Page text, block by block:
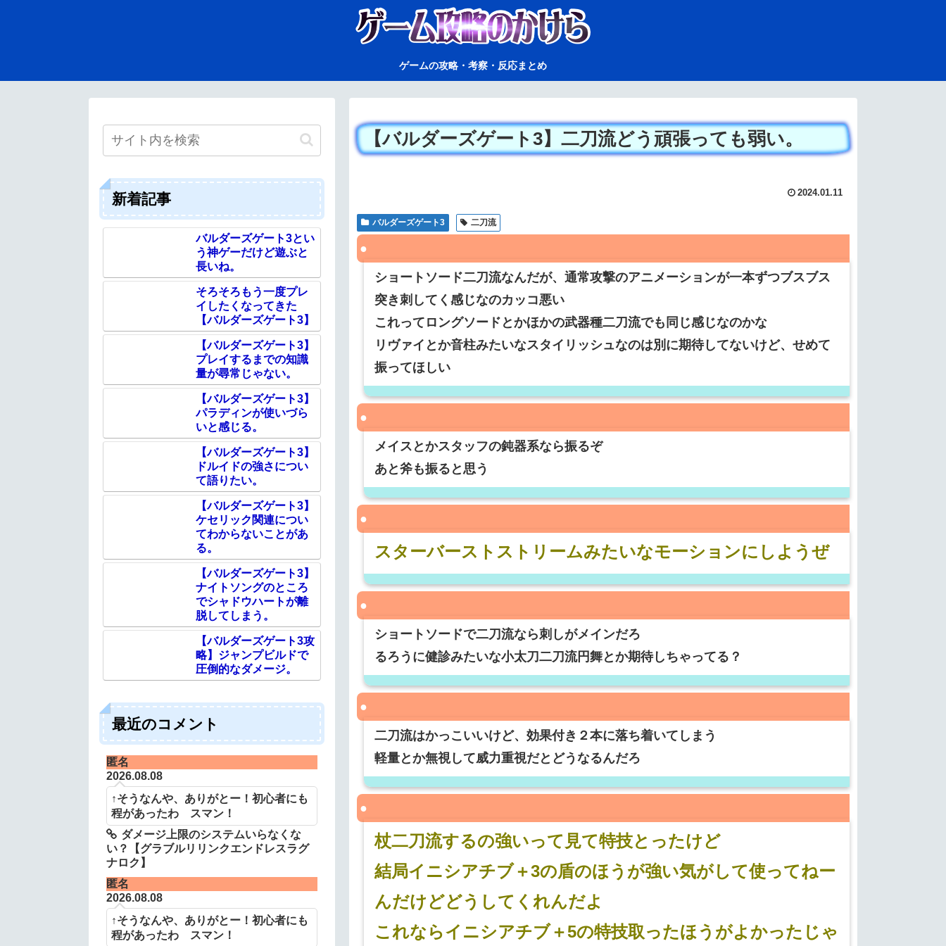
ゲームの攻略・考察・反応まとめ
【バルダーズゲート3】二刀流どう頑張っても弱い。
2024.01.11
バルダーズゲート3 二刀流
ショートソード二刀流なんだが、通常攻撃のアニメーションが一本ずつブスブス
突き刺してく感じなのカッコ悪い
これってロングソードとかほかの武器種二刀流でも同じ感じなのかな
リヴァイとか音柱みたいなスタイリッシュなのは別に期待してないけど、せめて
振ってほしい
メイスとかスタッフの鈍器系なら振るぞ
あと斧も振ると思う
スターバーストストリームみたいなモーションにしようぜ
ショートソードで二刀流なら刺しがメインだろ
るろうに健診みたいな小太刀二刀流円舞とか期待しちゃってる？
二刀流はかっこいいけど、効果付き２本に落ち着いてしまう
軽量とか無視して威力重視だとどうなるんだろ
杖二刀流するの強いって見て特技とったけど
結局イニシアチブ＋3の盾のほうが強い気がして使ってねー
んだけどどうしてくれんだよ
これならイニシアチブ＋5の特技取ったほうがよかったじゃ
新着記事
バルダーズゲート3とい
う神ゲーだけど遊ぶと
長いね。
そろそろもう一度プレ
イしたくなってきた
【バルダーズゲート3】
【バルダーズゲート3】
プレイするまでの知識
量が尋常じゃない。
【バルダーズゲート3】
パラディンが使いづら
いと感じる。
【バルダーズゲート3】
ドルイドの強さについ
て語りたい。
【バルダーズゲート3】
ケセリック関連につい
てわからないことがあ
る。
【バルダーズゲート3】
ナイトソングのところ
でシャドウハートが離
脱してしまう。
【バルダーズゲート3攻
略】ジャンプビルドで
圧倒的なダメージ。
最近のコメント
匿名
2026.08.08
↑そうなんや、ありがとー！初心者にも
程があったわ スマン！
ダメージ上限のシステムいらなくな
い？【グラブルリリンクエンドレスラグ
ナロク】
匿名
2026.08.08
↑そうなんや、ありがとー！初心者にも
程があったわ スマン！